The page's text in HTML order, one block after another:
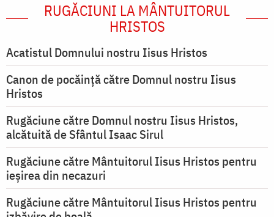
RUGĂCIUNI LA MÂNTUITORUL
HRISTOS
Acatistul Domnului nostru Iisus Hristos
Canon de pocăință către Domnul nostru Iisus
Hristos
Rugăciune către Domnul nostru Iisus Hristos,
alcătuită de Sfântul Isaac Sirul
Rugăciune către Mântuitorul Iisus Hristos pentru
ieşirea din necazuri
Rugăciune către Mântuitorul Iisus Hristos pentru